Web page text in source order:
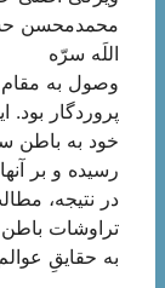
محمدمحسن
اللَه سرّه
وصول به
پروردگار بود.
خود به باطن
رسیده و بر
در نتیجه،
تراوشات
به حقایقِ